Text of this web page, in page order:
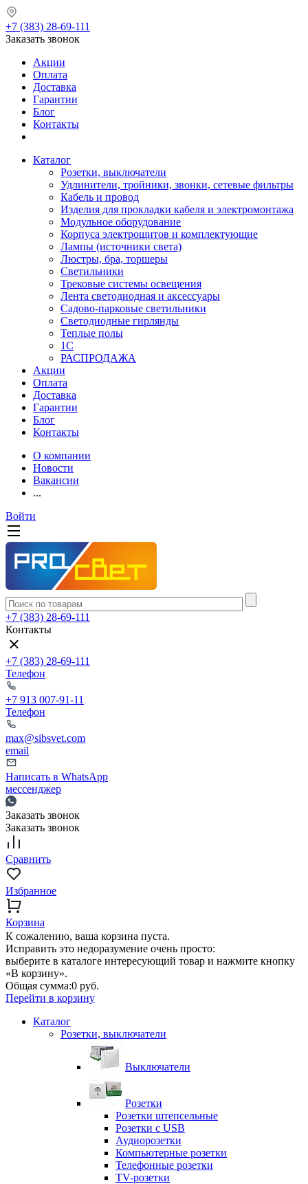
+7 (383) 28-69-111
Заказать звонок
Акции
Оплата
Доставка
Гарантии
Блог
Контакты
Каталог
Розетки, выключатели
Удлинители, тройники, звонки, сетевые фильтры
Кабель и провод
Изделия для прокладки кабеля и электромонтажа
Модульное оборудование
Корпуса электрощитов и комплектующие
Лампы (источники света)
Люстры, бра, торшеры
Светильники
Трековые системы освещения
Лента светодиодная и аксессуары
Садово-парковые светильники
Светодиодные гирлянды
Теплые полы
1С
РАСПРОДАЖА
Акции
Оплата
Доставка
Гарантии
Блог
Контакты
О компании
Новости
Вакансии
...
Войти
+7 (383) 28-69-111
Контакты
+7 (383) 28-69-111
Телефон
+7 913 007-91-11
Телефон
max@sibsvet.com
email
Написать в WhatsApp
мессенджер
Заказать звонок
Заказать звонок
Сравнить
Избранное
Корзина
К сожалению, ваша корзина пуста.
Исправить это недоразумение очень просто:
выберите в каталоге интересующий товар и нажмите кнопку
«В корзину».
Общая сумма:0 руб.
Перейти в корзину
Каталог
Розетки, выключатели
Выключатели
Розетки
Розетки штепсельные
Розетки с USB
Аудиорозетки
Компьютерные розетки
Телефонные розетки
TV-розетки